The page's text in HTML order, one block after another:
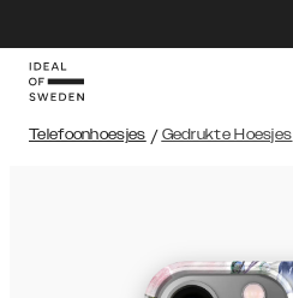
Telefoonhoesjes / Gedrukte Hoesjes